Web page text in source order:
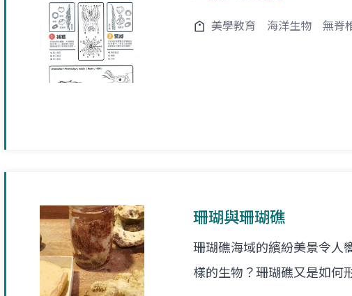
美學教育 海洋生物 無脊
珊瑚與珊瑚礁
珊瑚礁海域的繽紛美景令人
樣的生物？珊瑚礁又是如何